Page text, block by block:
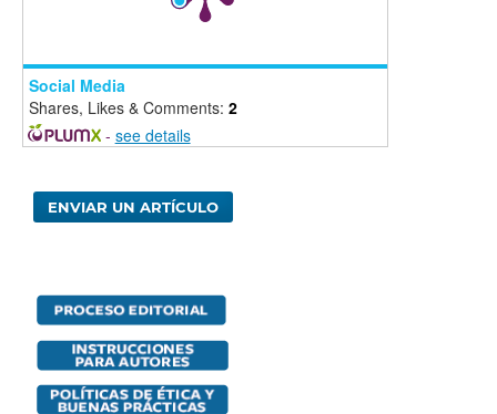
Social Media
Shares, Likes & Comments: 2
- see details
ENVIAR UN ARTÍCULO